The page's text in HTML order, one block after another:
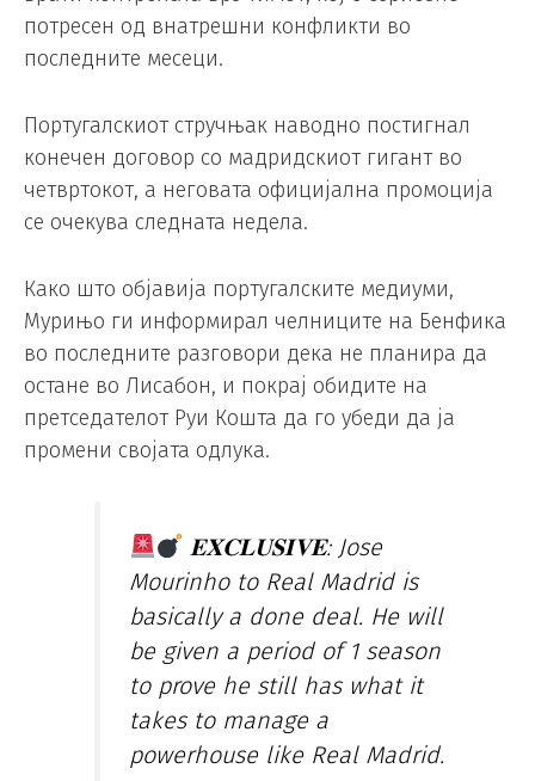
потресен од внатрешни конфликти во
последните месеци.
Португалскиот стручњак наводно постигнал
конечен договор со мадридскиот гигант во
четвртокот, а неговата официјална промоција
се очекува следната недела.
Како што објавија португалските медиуми,
Мурињо ги информирал челниците на Бенфика
во последните разговори дека не планира да
остане во Лисабон, и покрај обидите на
претседателот Руи Кошта да го убеди да ја
промени својата одлука.
𝐄𝐗𝐂𝐋𝐔𝐒𝐈𝐕𝐄: Jose
Mourinho to Real Madrid is
basically a done deal. He will
be given a period of 1 season
to prove he still has what it
takes to manage a
powerhouse like Real Madrid.